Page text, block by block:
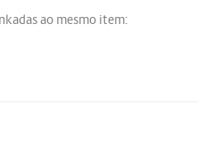
ao mesmo item: